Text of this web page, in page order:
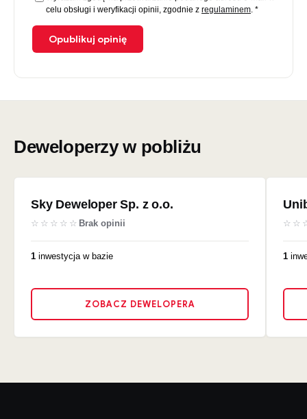
celu obsługi i weryfikacji opinii, zgodnie z regulaminem. *
Opublikuj opinię
Deweloperzy w pobliżu
Sky Deweloper Sp. z o.o.
☆☆☆☆☆ Brak opinii
1 inwestycja w bazie
ZOBACZ DEWELOPERA
1